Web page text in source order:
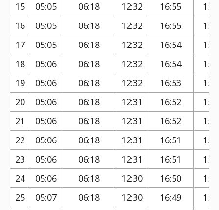
15
05:05 06:18 12:32 16:55
16
05:05 06:18 12:32 16:55
17
05:05 06:18 12:32 16:54
18
05:06 06:18 12:32 16:54
19
05:06 06:18 12:32 16:53
20
05:06 06:18 12:31 16:52
21
05:06 06:18 12:31 16:52
22
05:06 06:18 12:31 16:51
23
05:06 06:18 12:31 16:51
24
05:06 06:18 12:30 16:50
25
05:07 06:18 12:30 16:49